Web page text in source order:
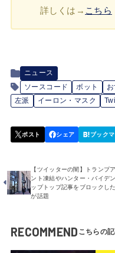
詳しくは→ こちら
ニュース
ソースコード
ボット
左派
イーロン・マスク
【ツイッターの闇】トランプ
ント凍結やハンター・バイデ
ップトップ記事をブロックし
が話題
RECOMMEND